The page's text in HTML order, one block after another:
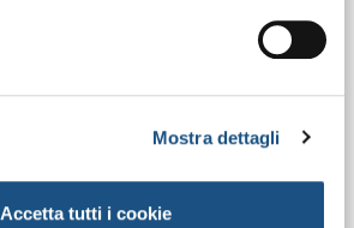
Mostra dettagli
Accetta tutti i cookie
SERENITY -
PROFUMATO
250ML